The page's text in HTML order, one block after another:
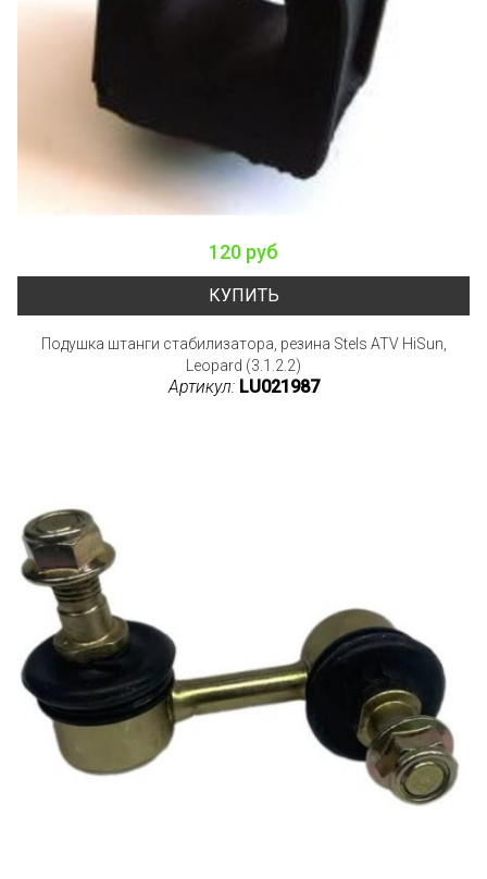
120 руб
КУПИТЬ
Подушка штанги стабилизатора, резина Stels ATV HiSun,
Leopard (3.1.2.2)
Артикул: LU021987